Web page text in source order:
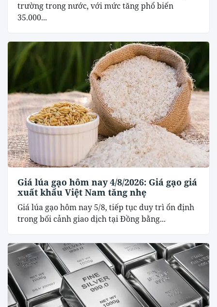
trường trong nước, với mức tăng phổ biến
35.000...
Giá lúa gạo hôm nay 4/8/2026: Giá gạo giá
xuất khẩu Việt Nam tăng nhẹ
Giá lúa gạo hôm nay 5/8, tiếp tục duy trì ổn định
trong bối cảnh giao dịch tại Đồng bằng...